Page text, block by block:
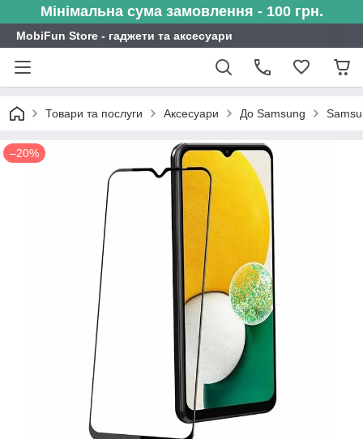
Мінімальна сума замовлення - 100 грн.
MobiFun Store - гаджети та аксесуари
Товари та послуги Аксесуари До Samsung
–20%